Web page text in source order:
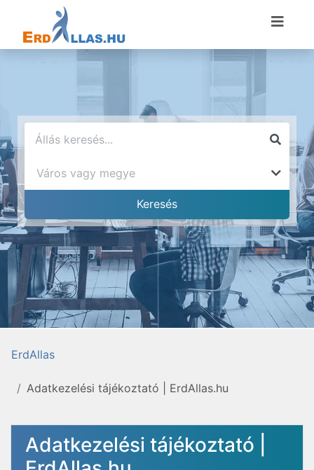
ErdAllas
Adatkezelési tájékoztató | ErdAllas.hu
Adatkezelési tájékoztató |